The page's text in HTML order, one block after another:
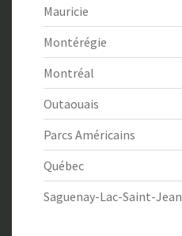
Mauricie
Montérégie
Montréal
Outaouais
Parcs Américains
Québec
Saguenay-Lac-Saint-Jean